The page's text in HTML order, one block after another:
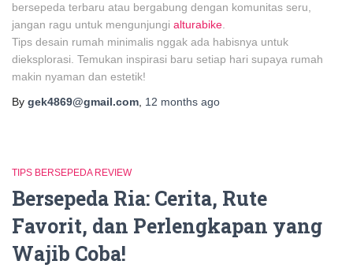
bersepeda terbaru atau bergabung dengan komunitas seru,
jangan ragu untuk mengunjungi alturabike
Tips desain rumah minimalis nggak ada habisnya untuk
dieksplorasi. Temukan inspirasi baru setiap hari supaya rumah
makin nyaman dan estetik!
By gek4869@gmail.com 12 months ago
TIPS BERSEPEDA REVIEW
Bersepeda Ria: Cerita, Rute
Favorit, dan Perlengkapan yang
Wajib Coba!